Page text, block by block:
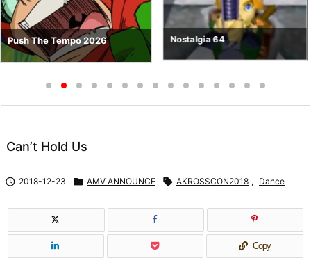
Push The Tempo 2026 Nostalgia 64
Can’t Hold Us
 2018-12-23  AMV ANNOUNCE  AKROSSCON2018 , Dance
Copy